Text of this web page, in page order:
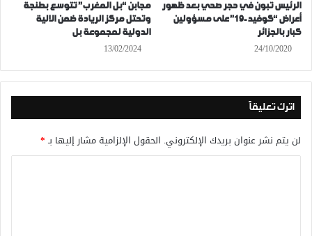
الرئيس تبون في حجر صحي بعد ظهور
أعراض “كوفيد-19” على مسؤولين
كبار بالجزائر
24/10/2020
مجابن “بل المغرب” تتوسع بطنجة
وتحتل مركز الريادة ضمن الالية
الدولية لمجموعة بل
13/02/2024
اترك تعليقاً
لن يتم نشر عنوان بريدك الإلكتروني. الحقول الإلزامية مشار إليها بـ*